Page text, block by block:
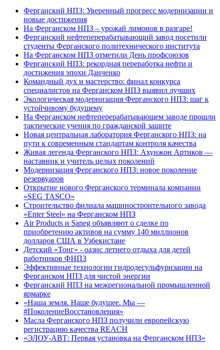
Ферганский НПЗ: Уверенный прогресс модернизации и
новые достижения
На Ферганском НПЗ – урожай лимонов в разгаре!
Ферганский нефтеперерабатывающий завод посетили
студенты Ферганского политехнического института
На Ферганском НПЗ отметили День профсоюзов
Ферганский НПЗ: рекордная переработка нефти и
достижения эпохи Данченко
Командный дух и мастерство: финал конкурса
специалистов на Ферганском НПЗ выявил лучших
Экологическая модернизация Ферганского НПЗ: шаг к
устойчивому будущему
На Ферганском нефтеперерабатывающем заводе прошли
тактические учения по гражданской защите
Новая центральная лаборатория Ферганского НПЗ: на
пути к современным стандартам контроля качества
Живая легенда Ферганского НПЗ: Ахунжон Артиков —
наставник и учитель целых поколений
Модернизация Ферганского НПЗ: новое поколение
резервуаров
Открытие нового Ферганского терминала компании
«SEG TASCO»
Строительство филиала машиностроительного завода
«Enter Steel» на Ферганском НПЗ
Air Products и Saneg объявляют о сделке по
приобретению активов на сумму 140 миллионов
долларов США в Узбекистане
Детский «Тонг» - оазис летнего отдыха для детей
работников ФНПЗ
Эффективные технологии гидродесульфуризации на
Ферганском НПЗ для чистой энергии
Ферганский НПЗ на межрегиональной промышленной
ярмарке
«Наша земля. Наше будущее. Мы —
#ПоколениеВосстановления»
Масла Ферганского НПЗ получили европейскую
регистрацию качества REACH
«ЭЛОУ-АВТ: Первая установка на Ферганском НПЗ»